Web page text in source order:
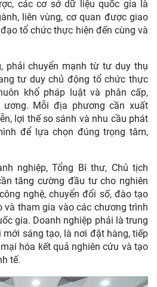
các cơ sở dữ liệu quốc gia là
liên vùng, cơ quan được giao
tổ chức thực hiện đến cùng và
phải chuyển mạnh từ tư duy thụ
tư duy chủ động tổ chức thực
khổ pháp luật và phân cấp,
ương. Mỗi địa phương cần xuất
lợi thế so sánh và nhu cầu phát
để lựa chọn đúng trọng tâm,
nghiệp, Tổng Bí thư, Chủ tịch
tăng cường đầu tư cho nghiên
nghệ, chuyển đổi số, đào tạo
và tham gia vào các chương trình
gia. Doanh nghiệp phải là trung
sáng tạo, là nơi đặt hàng, tiếp
hóa kết quả nghiên cứu và tạo
tế.